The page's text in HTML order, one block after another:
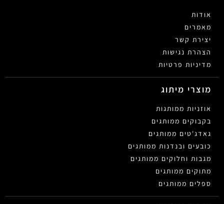
אודות
מאמרים
יצירת קשר
הצהרת נגישות
מדיניות פרטיות
מוצרי מיתוג
אוזניות ממותגות
בקבוקים ממותגים
גאדג'טים ממותגים
כובעים ובנדנות ממותגים
מגבות וחלוקים ממותגים
מתוקים ממותגים
ספלים ממותגים